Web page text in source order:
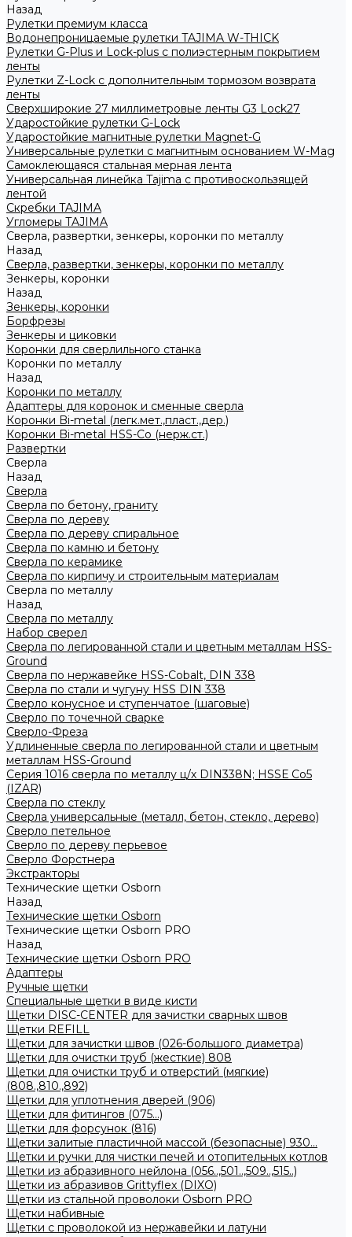
Назад
Рулетки премиум класса
Водонепроницаемые рулетки TAJIMA W-THICK
Рулетки G-Plus и Lock-plus с полиэстерным покрытием
ленты
Рулетки Z-Lock с дополнительным тормозом возврата
ленты
Сверхширокие 27 миллиметровые ленты G3 Lock27
Ударостойкие рулетки G-Lock
Ударостойкие магнитные рулетки Magnet-G
Универсальные рулетки с магнитным основанием W-Mag
Самоклеющаяся стальная мерная лента
Универсальная линейка Tajima с противоскользящей
лентой
Скребки TAJIMA
Угломеры TAJIMA
Сверла, развертки, зенкеры, коронки по металлу
Назад
Сверла, развертки, зенкеры, коронки по металлу
Зенкеры, коронки
Назад
Зенкеры, коронки
Борфрезы
Зенкеры и циковки
Коронки для сверлильного станка
Коронки по металлу
Назад
Коронки по металлу
Адаптеры для коронок и сменные сверла
Коронки Bi-metal (легк.мет.,пласт.,дер.)
Коронки Bi-metal HSS-Co (нерж.ст.)
Развертки
Сверла
Назад
Сверла
Сверла по бетону, граниту
Сверла по дереву
Сверла по дереву спиральное
Сверла по камню и бетону
Сверла по керамике
Сверла по кирпичу и строительным материалам
Сверла по металлу
Назад
Сверла по металлу
Набор сверел
Сверла по легированной стали и цветным металлам HSS-
Ground
Сверла по нержавейке HSS-Cobalt, DIN 338
Сверла по стали и чугуну HSS DIN 338
Сверло конусное и ступенчатое (шаговые)
Сверло по точечной сварке
Сверло-Фреза
Удлиненные сверла по легированной стали и цветным
металлам HSS-Ground
Серия 1016 сверла по металлу ц/х DIN338N; HSSЕ Со5
(IZAR)
Сверла по стеклу
Сверла универсальные (металл, бетон, стекло, дерево)
Сверло петельное
Сверло по дереву перьевое
Сверло Форстнера
Экстракторы
Технические щетки Osborn
Назад
Технические щетки Osborn
Технические щетки Osborn PRO
Назад
Технические щетки Osborn PRO
Адаптеры
Ручные щетки
Специальные щетки в виде кисти
Щетки DISC-CENTER для зачистки сварных швов
Щетки REFILL
Щетки для зачистки швов (026-большого диаметра)
Щетки для очистки труб (жесткие) 808
Щетки для очистки труб и отверстий (мягкие)
(808.,810.,892)
Щетки для уплотнения дверей (906)
Щетки для фитингов (075...)
Щетки для форсунок (816)
Щетки залитые пластичной массой (безопасные) 930...
Щетки и ручки для чистки печей и отопительных котлов
Щетки из абразивного нейлона (056..,501..,509..,515..)
Щетки из абразивов Grittyflex (DIXO)
Щетки из стальной проволоки Osborn PRO
Щетки набивные
Щетки с проволокой из нержавейки и латуни